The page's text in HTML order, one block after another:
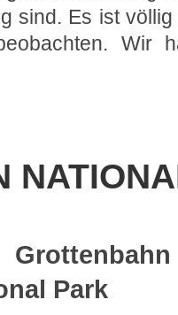
sind. Es ist
Wir
Park